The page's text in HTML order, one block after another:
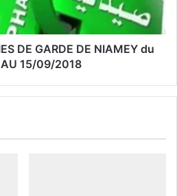
DE GARDE DE NIAMEY du
15/09/2018